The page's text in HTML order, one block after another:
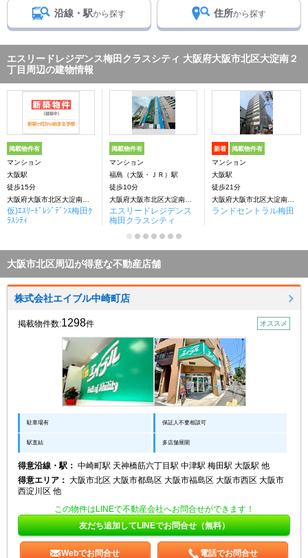
沿線・駅から探す 住所から探す
エスリードレジデンス梅田クラスシティ 大阪府大阪市北区大淀南２
丁目周辺の建物情報
掲載物件有
マンション
大阪駅
徒歩15分
仮)ｴｽﾘｰﾄﾞﾚｼﾞﾃﾞﾝｽ梅田ｸ
ﾗｽｼﾃｨ
掲載物件有
マンション
福島（大阪・ＪＲ）駅
徒歩10分
エスリードレジデンス
梅田クラスシティ
新着 掲載物件有
マンション
大阪駅
徒歩21分
ランドセントラル梅田
大阪市北区周辺が得意な不動産店舗
株式会社エイブル中崎町店
掲載物件数:1298件 オススメ
駐車場有 保証人不要相談可
駅直結 多店舗展開
得意沿線・駅： 中崎町駅 天神橋筋六丁目駅 中津駅 梅田駅 大阪駅 他
得意エリア： 大阪市北区 大阪市都島区 大阪市福島区 大阪市西区 大阪市
西淀川区 他
この物件はLINEで不動産会社へお問合せができます！
友だち追加してLINEでお問合せ（無料）
Webでお問合せ 電話でお問合せ